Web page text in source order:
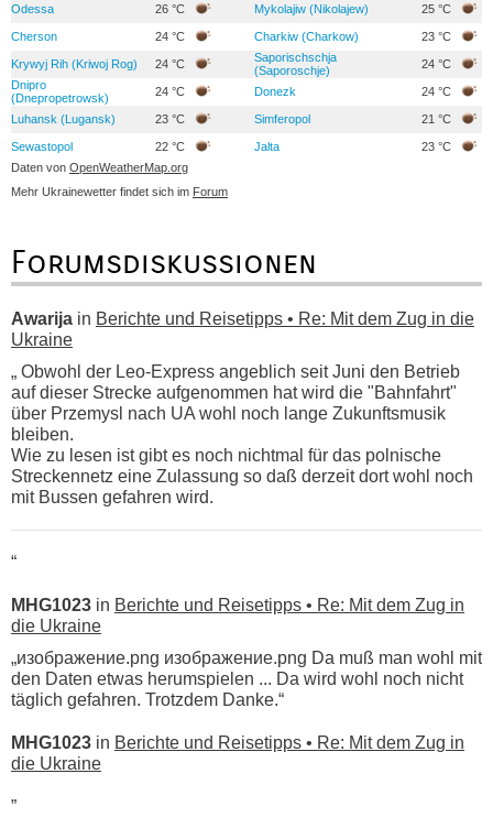
Odessa 26 °C Mykolajiw (Nikolajew) 25 °C
Cherson 24 °C Charkiw (Charkow) 23 °C
Krywyj Rih (Kriwoj Rog) 24 °C
Saporischschja
(Saporoschje)
24 °C
Dnipro
(Dnepropetrowsk)
24 °C Donezk 24 °C
Luhansk (Lugansk) 23 °C Simferopol 21 °C
Sewastopol 22 °C Jalta
23 °C
Daten von OpenWeatherMap.org
Mehr Ukrainewetter findet sich im Forum
Forumsdiskussionen
Awarija in Berichte und Reisetipps • Re: Mit dem Zug in die
Ukraine
„ Obwohl der Leo-Express angeblich seit Juni den Betrieb
auf dieser Strecke aufgenommen hat wird die "Bahnfahrt"
über Przemysl nach UA wohl noch lange Zukunftsmusik
bleiben.
Wie zu lesen ist gibt es noch nichtmal für das polnische
Streckennetz eine Zulassung so daß derzeit dort wohl noch
mit Bussen gefahren wird.
“
MHG1023 in Berichte und Reisetipps • Re: Mit dem Zug in
die Ukraine
„изображение.png изображение.png Da muß man wohl mit
den Daten etwas herumspielen ... Da wird wohl noch nicht
täglich gefahren. Trotzdem Danke.“
MHG1023 in Berichte und Reisetipps • Re: Mit dem Zug in
die Ukraine
„